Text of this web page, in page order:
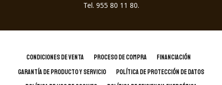
Tel. 955 80 11 80.
CONDICIONES DE VENTA PROCESO DE COMPRA
FINANCIACIÓN
GARANTÍA DE PRODUCTO Y SERVICIO
POLÍTICA DE PROTECCIÓN DE DATOS